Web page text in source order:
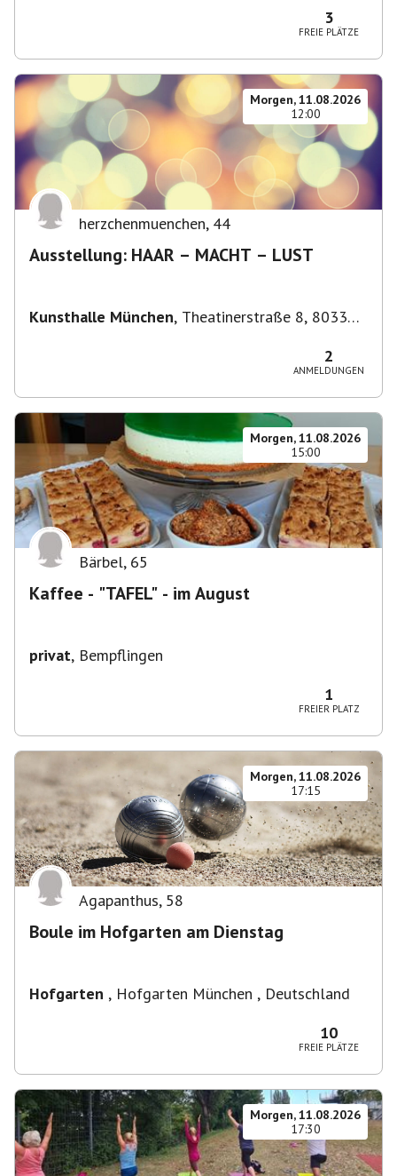
3
FREIE PLÄTZE
Morgen, 11.08.2026
12:00
herzchenmuenchen, 44
Ausstellung: HAAR – MACHT – LUST
Kunsthalle München, Theatinerstraße 8, 80333
2
ANMELDUNGEN
Morgen, 11.08.2026
15:00
Bärbel, 65
Kaffee - "TAFEL" - im August
privat, Bempflingen
1
FREIER PLATZ
Morgen, 11.08.2026
17:15
Agapanthus, 58
Boule im Hofgarten am Dienstag
Hofgarten , Hofgarten München , Deutschland
10
FREIE PLÄTZE
Morgen, 11.08.2026
17:30